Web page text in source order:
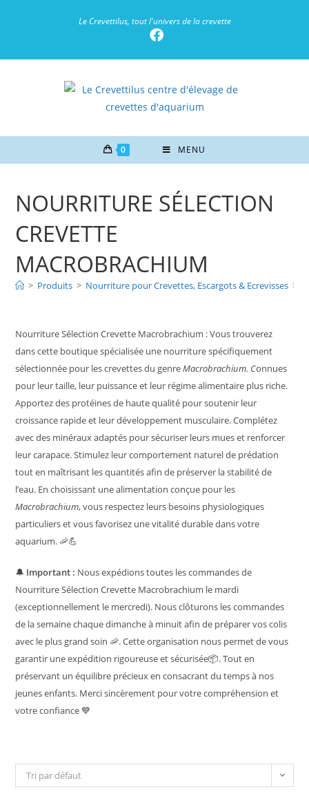
Le Crevettilus, tout l'univers de la crevette
0 MENU
NOURRITURE SÉLECTION
CREVETTE
MACROBRACHIUM
> Produits > Nourriture pour Crevettes, Escargots & Ecrevisses >
Nourriture Sélection Crevette Macrobrachium : Vous trouverez
dans cette boutique spécialisée une nourriture spécifiquement
sélectionnée pour les crevettes du genreMacrobrachium. Connues
pour leur taille, leur puissance et leur régime alimentaire plus riche.
Apportez des protéines de haute qualité pour soutenir leur
croissance rapide et leur développement musculaire. Complétez
avec des minéraux adaptés pour sécuriser leurs mues et renforcer
leur carapace. Stimulez leur comportement naturel de prédation
tout en maîtrisant les quantités afin de préserver la stabilité de
l’eau. En choisissant une alimentation conçue pour les
Macrobrachium, vous respectez leurs besoins physiologiques
particuliers et vous favorisez une vitalité durable dans votre
aquarium. 🦐💪
🔔 Important : Nous expédions toutes les commandes de
Nourriture Sélection Crevette Macrobrachium le mardi
(exceptionnellement le mercredi). Nous clôturons les commandes
de la semaine chaque dimanche à minuit afin de préparer vos colis
avec le plus grand soin 🦐. Cette organisation nous permet de vous
garantir une expédition rigoureuse et sécurisée📦. Tout en
préservant un équilibre précieux en consacrant du temps à nos
jeunes enfants. Merci sincèrement pour votre compréhension et
votre confiance 💙
Tri par défaut